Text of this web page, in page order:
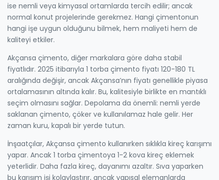
ise nemli veya kimyasal ortamlarda tercih edilir; ancak
normal konut projelerinde gerekmez. Hangi çimentonun
hangi işe uygun olduğunu bilmek, hem maliyeti hem de
kaliteyi etkiler.
Akçansa çimento, diğer markalara göre daha stabil
fiyatlıdır. 2025 itibarıyla 1 torba çimento fiyatı 120-180 TL
aralığında değişir, ancak Akçansa’nın fiyatı genellikle piyasa
ortalamasının altında kalır. Bu, kalitesiyle birlikte en mantıklı
seçim olmasını sağlar. Depolama da önemli: nemli yerde
saklanan çimento, çöker ve kullanılamaz hale gelir. Her
zaman kuru, kapalı bir yerde tutun.
İnşaatçılar, Akçansa çimento kullanırken sıklıkla kireç karışımı
yapar. Ancak 1 torba çimentoya 1-2 kova kireç eklemek
yeterlidir. Daha fazla kireç, dayanımı azaltır. Sıva yaparken
bu karışım işi kolaylaştırır, ancak yapısal elemanlarda